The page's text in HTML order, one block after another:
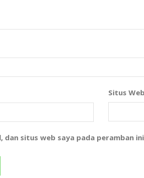
Situs Web
dan situs web saya pada peramban